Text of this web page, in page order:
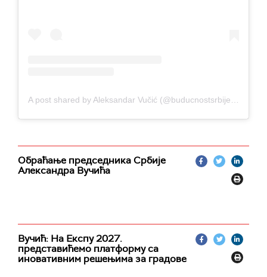
Обраћање председника Србије
Александра Вучића
Вучић: На Експу 2027.
представићемо платформу са
иновативним решењима за градове